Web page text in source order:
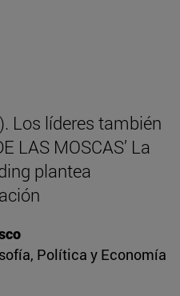
Los líderes también
LAS MOSCAS’ La
plantea
Política y Economía